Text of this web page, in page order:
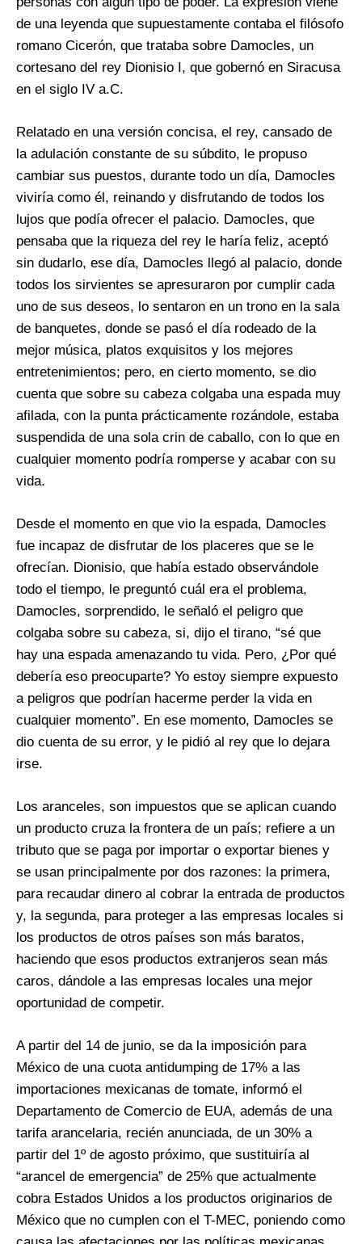
de una leyenda que supuestamente contaba el filósofo
romano Cicerón, que trataba sobre Damocles, un
cortesano del rey Dionisio I, que gobernó en Siracusa
en el siglo IV a.C.
Relatado en una versión concisa, el rey, cansado de
la adulación constante de su súbdito, le propuso
cambiar sus puestos, durante todo un día, Damocles
viviría como él, reinando y disfrutando de todos los
lujos que podía ofrecer el palacio. Damocles, que
pensaba que la riqueza del rey le haría feliz, aceptó
sin dudarlo, ese día, Damocles llegó al palacio, donde
todos los sirvientes se apresuraron por cumplir cada
uno de sus deseos, lo sentaron en un trono en la sala
de banquetes, donde se pasó el día rodeado de la
mejor música, platos exquisitos y los mejores
entretenimientos; pero, en cierto momento, se dio
cuenta que sobre su cabeza colgaba una espada muy
afilada, con la punta prácticamente rozándole, estaba
suspendida de una sola crin de caballo, con lo que en
cualquier momento podría romperse y acabar con su
vida.
Desde el momento en que vio la espada, Damocles
fue incapaz de disfrutar de los placeres que se le
ofrecían. Dionisio, que había estado observándole
todo el tiempo, le preguntó cuál era el problema,
Damocles, sorprendido, le señaló el peligro que
colgaba sobre su cabeza, si, dijo el tirano, “sé que
hay una espada amenazando tu vida. Pero, ¿Por qué
debería eso preocuparte? Yo estoy siempre expuesto
a peligros que podrían hacerme perder la vida en
cualquier momento”. En ese momento, Damocles se
dio cuenta de su error, y le pidió al rey que lo dejara
irse.
Los aranceles, son impuestos que se aplican cuando
un producto cruza la frontera de un país; refiere a un
tributo que se paga por importar o exportar bienes y
se usan principalmente por dos razones: la primera,
para recaudar dinero al cobrar la entrada de productos
y, la segunda, para proteger a las empresas locales si
los productos de otros países son más baratos,
haciendo que esos productos extranjeros sean más
caros, dándole a las empresas locales una mejor
oportunidad de competir.
A partir del 14 de junio, se da la imposición para
México de una cuota antidumping de 17% a las
importaciones mexicanas de tomate, informó el
Departamento de Comercio de EUA, además de una
tarifa arancelaria, recién anunciada, de un 30% a
partir del 1º de agosto próximo, que sustituiría al
“arancel de emergencia” de 25% que actualmente
cobra Estados Unidos a los productos originarios de
México que no cumplen con el T-MEC, poniendo como